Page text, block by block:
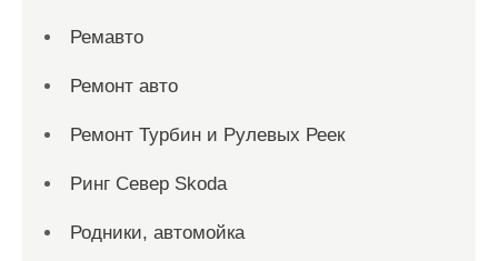
Ремавто
Ремонт авто
Ремонт Турбин и Рулевых Реек
Ринг Север Skoda
Родники, автомойка